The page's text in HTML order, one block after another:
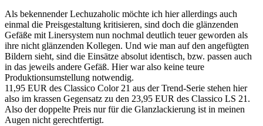
Als bekennender Lechuzaholic möchte ich hier allerdings auch
einmal die Preisgestaltung kritisieren, sind doch die glänzenden
Gefäße mit Linersystem nun nochmal deutlich teuer geworden als
ihre nicht glänzenden Kollegen. Und wie man auf den angefügten
Bildern sieht, sind die Einsätze absolut identisch, bzw. passen auch
in das jeweils andere Gefäß. Hier war also keine teure
Produktionsumstellung notwendig.
11,95 EUR des Classico Color 21 aus der Trend-Serie stehen hier
also im krassen Gegensatz zu den 23,95 EUR des Classico LS 21.
Also der doppelte Preis nur für die Glanzlackierung ist in meinen
Augen nicht gerechtfertigt.